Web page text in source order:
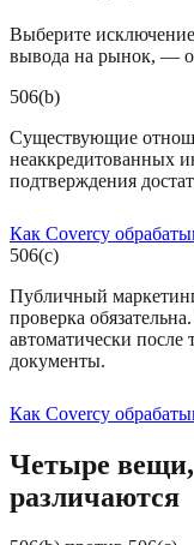
Выберите
вывода на рынок, —
506(b)
Существующие
неаккредитованных
подтверждения
Как Covercy
506(c)
Публичный
проверка
автоматически после
документы.
Как Covercy
Четыре вещи,
различаются